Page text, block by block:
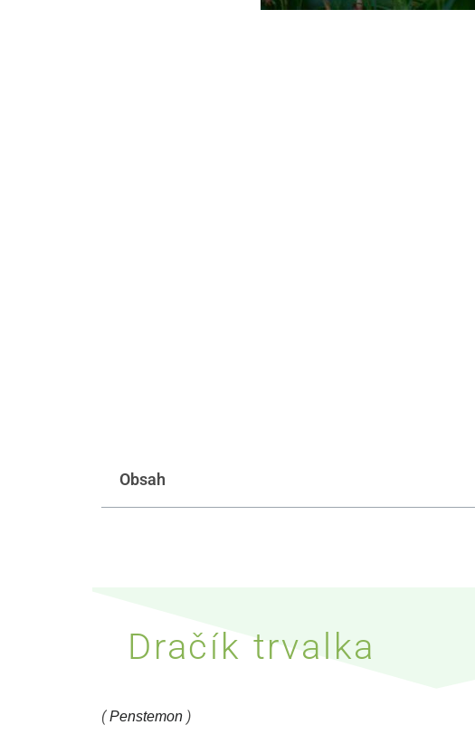
Obsah
Dračík trvalka
(Penstemon )